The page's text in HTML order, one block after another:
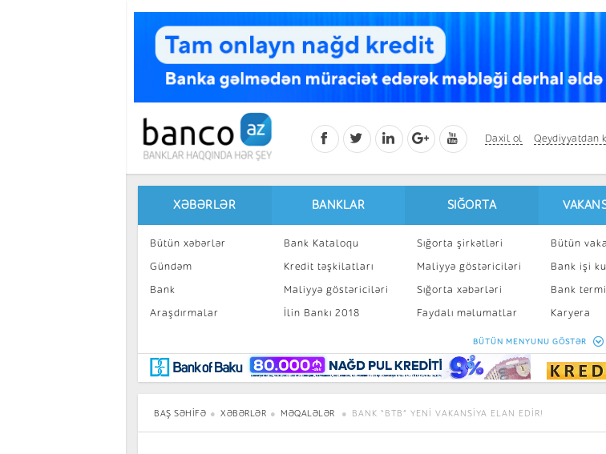
Daxil ol Qeydiyyatdan
XƏBƏRLƏR
Bütün xəbərlər
Gündəm
Bank
Araşdırmalar
Maraqlı
BancoTV
Müsahibə
BANKLAR
Bank Kataloqu
Kredit təşkilatları
Maliyyə göstəriciləri
İlin Bankı 2018
SIĞORTA
Sığorta şirkətləri
Maliyyə göstəriciləri
Sığorta xəbərləri
Faydalı məlumatlar
Sığorta kalkulyatoru
Bütün
Bank işi
Bank
Karyera
Peşakar
BÜTÜN MENYUNU GÖSTƏR
BAŞ SƏHIFƏ XƏBƏRLƏR MƏQALƏLƏR BANK “BTB” YENI VAKANSIYA ELAN EDIR!